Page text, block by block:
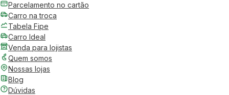
Parcelamento no cartão
Carro na troca
Tabela Fipe
Carro Ideal
Venda para lojistas
Quem somos
Nossas lojas
Blog
Dúvidas